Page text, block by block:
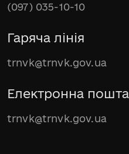
(097) 035-10-10
Гаряча лінія
trnvk@trnvk.gov.ua
Електронна пошта
trnvk@trnvk.gov.ua